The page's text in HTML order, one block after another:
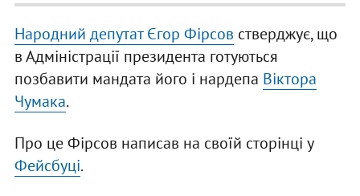
Народний депутат Єгор Фірсов стверджує, що
в Адміністрації президента готуються
позбавити мандата його і нардепа Віктора
Чумака.
Про це Фірсов написав на своїй сторінці у
Фейсбуці.